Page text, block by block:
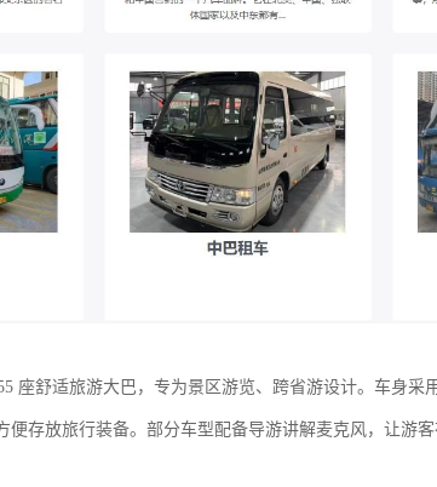
座舒适旅游大巴，专为景区游览、跨省游设计。车身采
便存放旅行装备。部分车型配备导游讲解麦克风，让游